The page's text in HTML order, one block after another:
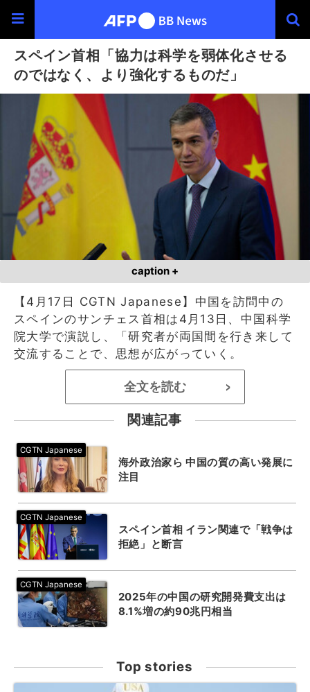
スペイン首相「協力は科学を弱体化させる
のではなく、より強化するものだ」
caption +
【4月17日 CGTN Japanese】中国を訪問中の
スペインのサンチェス首相は4月13日、中国科学
院大学で演説し、「研究者が両国間を行き来して
交流することで、思想が広がっていく。
全文を読む >
関連記事
海外政治家ら 中国の質の高い発展に
注目
スペイン首相 イラン関連で「戦争は
拒絶」と断言
2025年の中国の研究開発費支出は
8.1%増の約90兆円相当
Top stories